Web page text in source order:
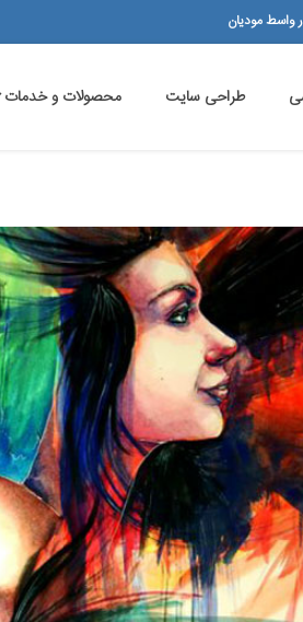
واسط مودیان
طراحی سایت محصولات و خدمات